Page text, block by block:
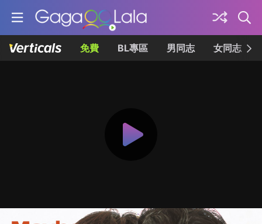
免費 BL專區 男同志 女同志